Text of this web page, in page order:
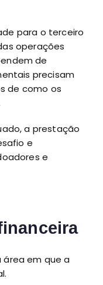
para o terceiro
operações
de
precisam
de como os
a prestação
e
e
área em que a